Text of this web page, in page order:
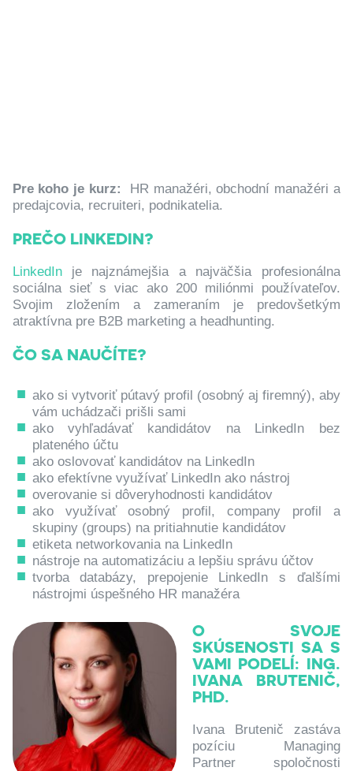
Pre koho je kurz: HR manažéri, obchodní manažéri a
predajcovia, recruiteri, podnikatelia.
PREČO LINKEDIN?
LinkedInje najznámejšia a najväčšia profesionálna
sociálna sieť s viac ako 200 miliónmi používateľov.
Svojim zložením a zameraním je predovšetkým
atraktívna pre B2B marketing a headhunting.
ČO SA NAUČÍTE?
ako si vytvoriť pútavý profil (osobný aj firemný), aby
vám uchádzači prišli sami
ako vyhľadávať kandidátov na LinkedIn bez
plateného účtu
ako oslovovať kandidátov na LinkedIn
ako efektívne využívať LinkedIn ako nástroj
overovanie si dôveryhodnosti kandidátov
ako využívať osobný profil, company profil a
skupiny (groups) na pritiahnutie kandidátov
etiketa networkovania na LinkedIn
nástroje na automatizáciu a lepšiu správu účtov
tvorba databázy, prepojenie LinkedIn s ďalšími
nástrojmi úspešného HR manažéra
O SVOJE
SKÚSENOSTI SA S
VAMI PODELÍ: ING.
IVANA BRUTENIČ,
PHD.
Ivana Brutenič zastáva
pozíciu Managing
Partner spoločnosti